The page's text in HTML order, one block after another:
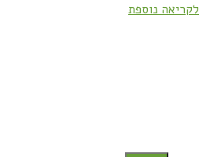
לקריאה נוספת